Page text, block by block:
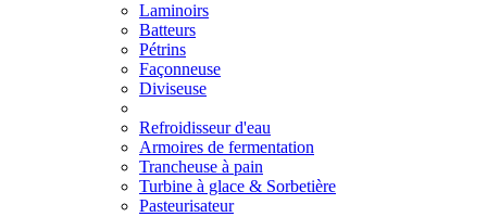
Laminoirs
Batteurs
Pétrins
Façonneuse
Diviseuse
Refroidisseur d'eau
Armoires de fermentation
Trancheuse à pain
Turbine à glace & Sorbetière
Pasteurisateur